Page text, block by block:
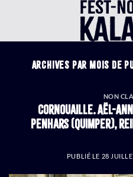
ARCHIVES PAR MOIS DE
NON
Cornouaille. Aël-
Penhars (Quimper),
PUBLIÉ LE 28